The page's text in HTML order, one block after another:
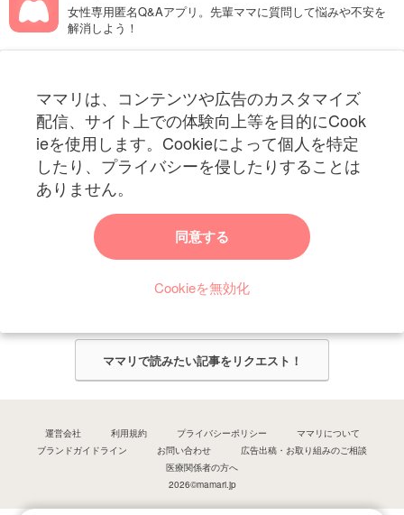
女性専用匿名Q&Aアプリ。先輩ママに質問して悩みや不安を
解消しよう！
ママリは、コンテンツや広告のカスタマイズ
配信、サイト上での体験向上等を目的にCook
ieを使用します。Cookieによって個人を特定
したり、プライバシーを侵したりすることは
ありません。
同意する
Cookieを無効化
妊娠〜子育て中のお役立ち情報を配信中
ママリからのお知らせ
今ママリで読みたい記事は何ですか？
ママリ編集部がみなさんのご意見をもとに記事を作成させていただきま
ママリで読みたい記事をリクエスト！
運営会社 利用規約 プライバシーポリシー
ママリについて
ブランドガイドライン
お問い合わせ
広告出稿・お取り組みのご相談
医療関係者の方へ
2026©mamari.jp